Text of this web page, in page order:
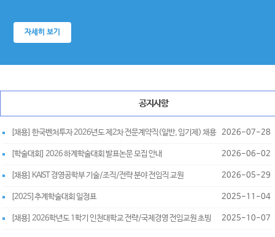
자세히 보기
공지사항
[채용] 한국벤처투자 2026년도 제2차 전문계약직(일반, 임기제) 채용 2026-07-28
[학술대회] 2026 하계학술대회 발표논문 모집 안내 2026-06-02
[채용] KAIST 경영공학부 기술/조직/전략 분야 전임직 교원 2026-05-29
[2025]추계학술대회 일정표 2025-11-04
[채용] 2026학년도 1학기 인천대학교 전략/국제경영 전임교원 초빙 2025-10-07